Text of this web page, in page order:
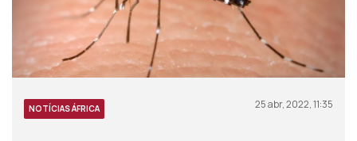
NOTÍCIAS ÁFRICA 25 abr, 2022, 11:35